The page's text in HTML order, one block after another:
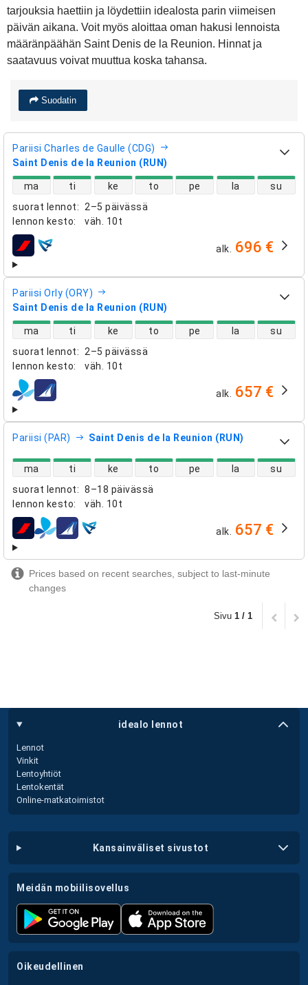
tarjouksia haettiin ja löydettiin idealosta parin viimeisen
päivän aikana. Voit myös aloittaa oman hakusi lennoista
määränpäähän Saint Denis de la Reunion. Hinnat ja
saatavuus voivat muuttua koska tahansa.
Suodatin
Pariisi Charles de Gaulle (CDG)
Saint Denis de la Reunion (RUN)
suorat lennot:
2–5 päivässä
lennon kesto: väh. 10t
suorien lentojen saatavuus
ma ti ke to pe la su
lentoyhtiöt alk. 696 €
Pariisi Orly (ORY)
Saint Denis de la Reunion (RUN)
suorat lennot:
2–5 päivässä
lennon kesto: väh. 10t
suorien lentojen saatavuus
ma ti ke to pe la su
lentoyhtiöt alk. 657 €
Pariisi (PAR) Saint Denis de la Reunion (RUN)
suorat lennot: 8–18 päivässä
lennon kesto: väh. 10t
suorien lentojen saatavuus
ma ti ke to pe la su
lentoyhtiöt alk. 657 €
Prices based on recent searches, subject to last-minute
changes
Sivu 1 / 1
idealo lennot
Lennot
Vinkit
Lentoyhtiöt
Lentokentät
Online-matkatoimistot
kansainväliset sivustot
meidän mobiilisovellus
oikeudellinen